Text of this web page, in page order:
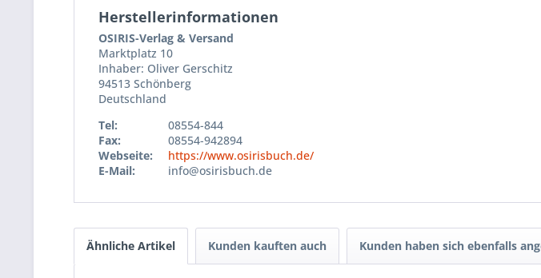
Herstellerinformationen
OSIRIS-Verlag & Versand
Marktplatz 10
Inhaber: Oliver Gerschitz
94513 Schönberg
Deutschland
Tel:
08554-844
Fax:
08554-942894
Webseite:
https://www.osirisbuch.de/
E-Mail:
info@osirisbuch.de
Ähnliche Artikel Kunden kauften auch Kunden haben sich ebenfalls